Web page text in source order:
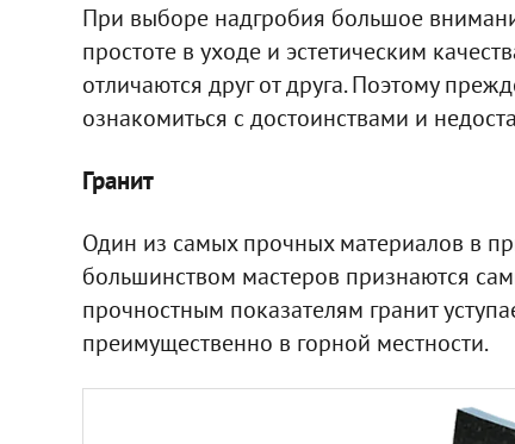
При выборе надгробия большое
простоте в уходе и эстетическим
отличаются друг от друга. Поэтому
ознакомиться с достоинствами и
Гранит
Один из самых прочных материалов в
большинством мастеров признаются
прочностным показателям гранит
преимущественно в горной местности.